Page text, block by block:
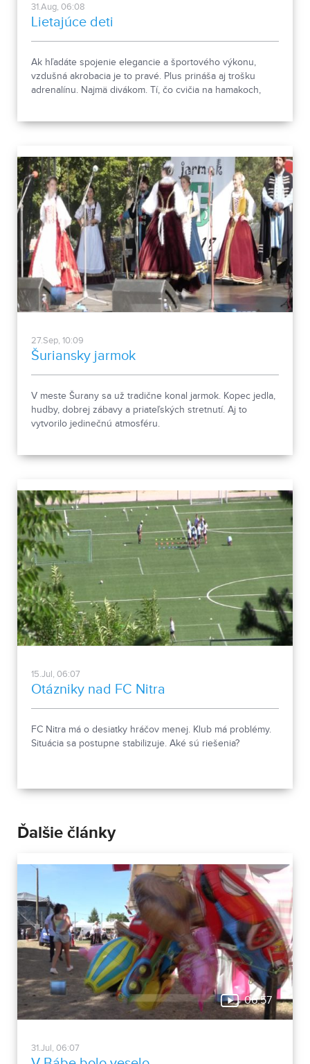
31.Aug, 06:08
Lietajúce deti
Ak hľadáte spojenie elegancie a športového výkonu,
vzdušná akrobacia je to pravé. Plus prináša aj trošku
adrenalínu. Najmä divákom. Tí, čo cvičia na hamakoch,
27.Sep, 10:09
Šuriansky jarmok
V meste Šurany sa už tradične konal jarmok. Kopec jedla,
hudby, dobrej zábavy a priateľských stretnutí. Aj to
vytvorilo jedinečnú atmosféru.
15.Jul, 06:07
Otázniky nad FC Nitra
FC Nitra má o desiatky hráčov menej. Klub má problémy.
Situácia sa postupne stabilizuje. Aké sú riešenia?
Ďalšie články
06:57
31.Jul, 06:07